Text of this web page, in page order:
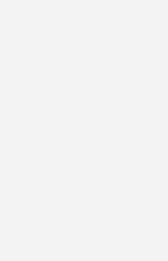
damit einverstanden, über
eine Abmeldung ist
mit Daten finden Sie
unserer weiteren